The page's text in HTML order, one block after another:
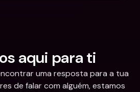
aqui para ti
uma resposta para a tua
de falar com alguém, estamos